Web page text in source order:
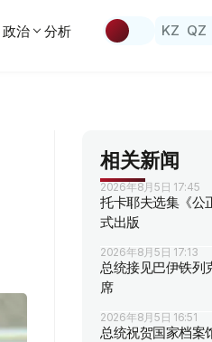
政治 分析 KZ QZ
相关新闻
2026年8月5日 17:45
托卡耶夫选集《
式出版
2026年8月5日 17:13
总统接见巴伊铁列
席
2026年8月5日 16:51
总统祝贺国家档案